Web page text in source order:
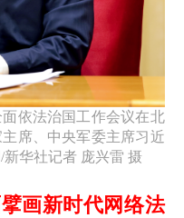
面依法治国工作会议在北
席、中央军委主席习近
华社记者 庞兴雷 摄
画新时代网络法